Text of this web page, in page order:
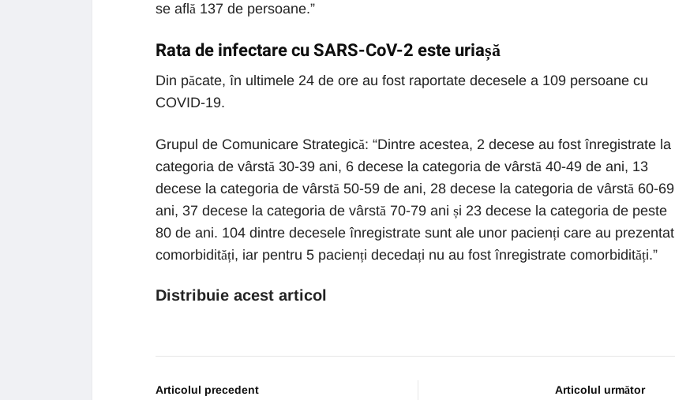
se află 137 de persoane.”
Rata de infectare cu SARS-CoV-2 este uriașă
Din păcate, în ultimele 24 de ore au fost raportate decesele a 109 persoane cu
COVID-19.
Grupul de Comunicare Strategică: “Dintre acestea, 2 decese au fost înregistrate la
categoria de vârstă 30-39 ani, 6 decese la categoria de vârstă 40-49 de ani, 13
decese la categoria de vârstă 50-59 de ani, 28 decese la categoria de vârstă 60-69
ani, 37 decese la categoria de vârstă 70-79 ani și 23 decese la categoria de peste
80 de ani. 104 dintre decesele înregistrate sunt ale unor pacienți care au prezentat
comorbidități, iar pentru 5 pacienți decedați nu au fost înregistrate comorbidități.”
Distribuie acest articol
Articolul precedent
Articolul următor